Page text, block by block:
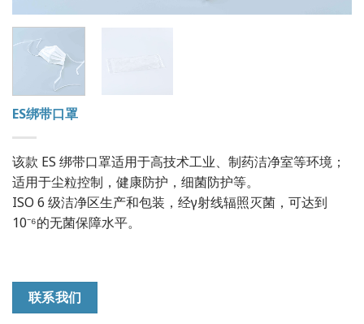
ES绑带口罩
该款 ES 绑带口罩适用于高技术工业、制药洁净室等环境；
适用于尘粒控制，健康防护，细菌防护等。
ISO 6 级洁净区生产和包装，经γ射线辐照灭菌，可达到
10⁻⁶的无菌保障水平。
联系我们